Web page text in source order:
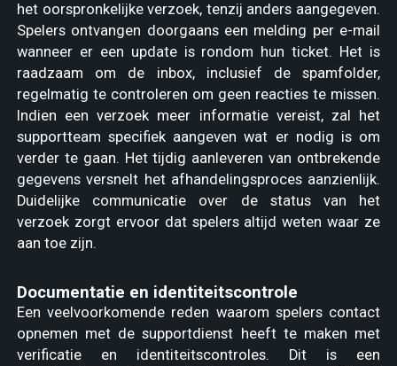
het oorspronkelijke verzoek, tenzij anders aangegeven.
Spelers ontvangen doorgaans een melding per e-mail
wanneer er een update is rondom hun ticket. Het is
raadzaam om de inbox, inclusief de spamfolder,
regelmatig te controleren om geen reacties te missen.
Indien een verzoek meer informatie vereist, zal het
supportteam specifiek aangeven wat er nodig is om
verder te gaan. Het tijdig aanleveren van ontbrekende
gegevens versnelt het afhandelingsproces aanzienlijk.
Duidelijke communicatie over de status van het
verzoek zorgt ervoor dat spelers altijd weten waar ze
aan toe zijn.
Documentatie en identiteitscontrole
Een veelvoorkomende reden waarom spelers contact
opnemen met de supportdienst heeft te maken met
verificatie en identiteitscontroles. Dit is een